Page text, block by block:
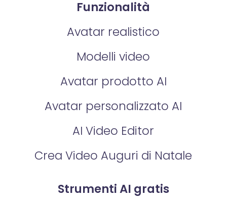
Funzionalità
Avatar realistico
Modelli video
Avatar prodotto AI
Avatar personalizzato AI
AI Video Editor
Crea Video Auguri di Natale
Strumenti AI gratis